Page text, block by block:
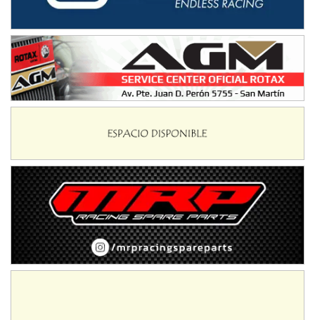
Ciudad de Avellaneda (Asfalto)
Avellaneda (Santa Fe)
SUR SANTAFESINO - F4
José Samuel Sánchez (Tierra)
Rufino (Santa Fe)